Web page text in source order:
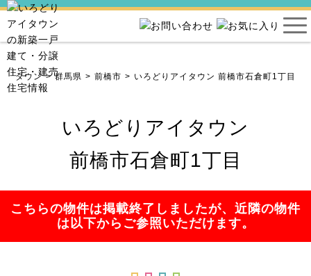
イタウン 群馬県 前橋市 いろどりアイタウン 前橋市石倉町1丁目
いろどりアイタウン
前橋市石倉町1丁目
こちらの物件は掲載終了しましたが、近隣の物件
は以下からご参照いただけます。